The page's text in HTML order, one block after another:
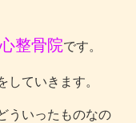
整骨院です。
ていきます。
ういったものなの